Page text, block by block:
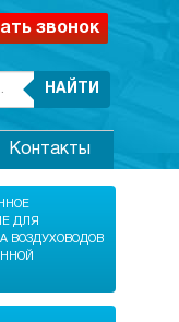
звонок
НАЙТИ
Контакты
ДЛЯ
ВОЗДУХОВОДОВ